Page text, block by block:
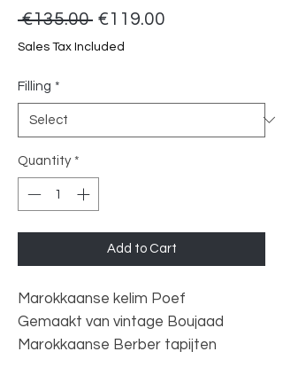
€135.00 Regular
Price
€119.00
Sales Tax Included
Filling *
Quantity *
Add to Cart
Marokkaanse kelim Poef
Gemaakt van vintage Boujaad
Marokkaanse Berber tapijten